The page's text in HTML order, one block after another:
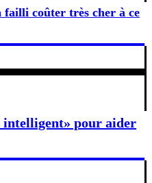
failli coûter très cher à ce
intelligent» pour aider